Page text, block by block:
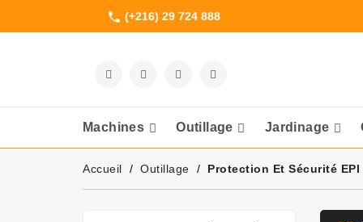
phone (+216) 29 724 888
Machines Outillage Jardinage
Accueil Outillage Protection Et Sécurité EPI